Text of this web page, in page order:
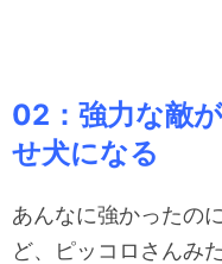
02：強力な敵
せ犬になる
あんなに強かったの
ど、ピッコロさんみ